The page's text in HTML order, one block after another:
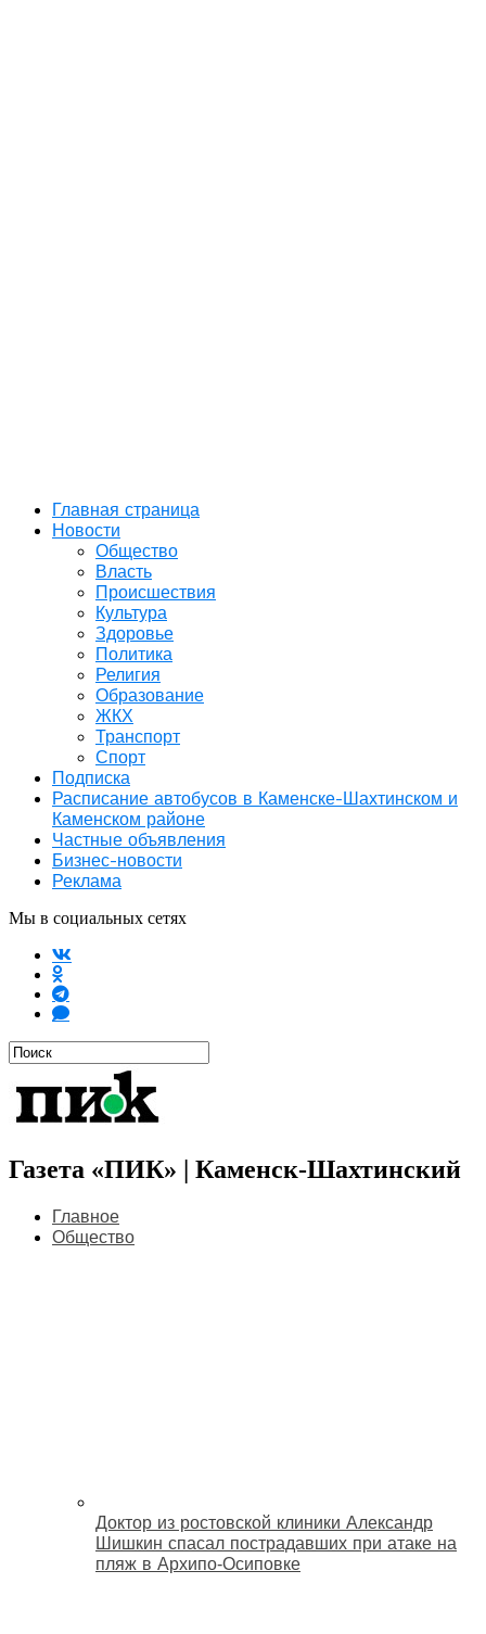
Главная страница
Новости
Общество
Власть
Происшествия
Культура
Здоровье
Политика
Религия
Образование
ЖКХ
Транспорт
Спорт
Подписка
Расписание автобусов в Каменске-Шахтинском и
Каменском районе
Частные объявления
Бизнес-новости
Реклама
Мы в социальных сетях
Газета «ПИК» | Каменск-Шахтинский
Главное
Общество
Доктор из ростовской клиники Александр
Шишкин спасал пострадавших при атаке на
пляж в Архипо‑Осиповке